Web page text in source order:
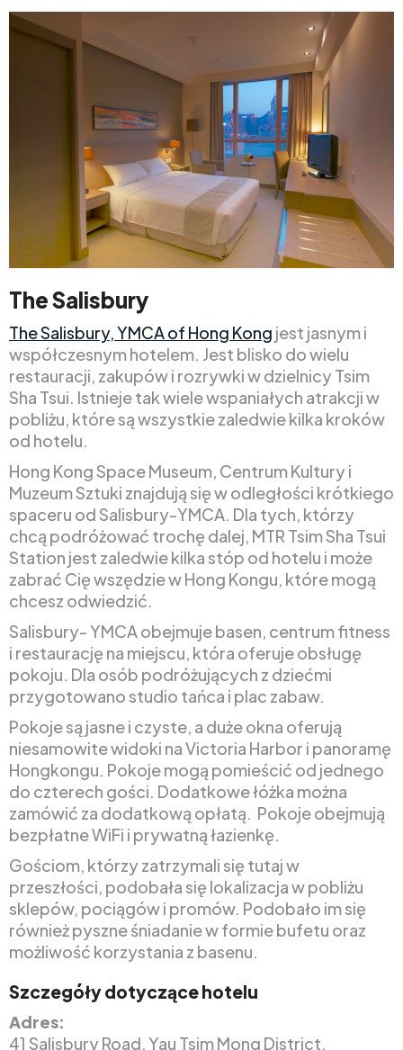
The Salisbury
The Salisbury, YMCA of Hong Kong jest jasnym i
współczesnym hotelem. Jest blisko do wielu
restauracji, zakupów i rozrywki w dzielnicy Tsim
Sha Tsui. Istnieje tak wiele wspaniałych atrakcji w
pobliżu, które są wszystkie zaledwie kilka kroków
od hotelu.
Hong Kong Space Museum, Centrum Kultury i
Muzeum Sztuki znajdują się w odległości krótkiego
spaceru od Salisbury-YMCA. Dla tych, którzy
chcą podróżować trochę dalej, MTR Tsim Sha Tsui
Station jest zaledwie kilka stóp od hotelu i może
zabrać Cię wszędzie w Hong Kongu, które mogą
chcesz odwiedzić.
Salisbury- YMCA obejmuje basen, centrum fitness
i restaurację na miejscu, która oferuje obsługę
pokoju. Dla osób podróżujących z dziećmi
przygotowano studio tańca i plac zabaw.
Pokoje są jasne i czyste, a duże okna oferują
niesamowite widoki na Victoria Harbor i panoramę
Hongkongu. Pokoje mogą pomieścić od jednego
do czterech gości. Dodatkowe łóżka można
zamówić za dodatkową opłatą. Pokoje obejmują
bezpłatne WiFi i prywatną łazienkę.
Gościom, którzy zatrzymali się tutaj w
przeszłości, podobała się lokalizacja w pobliżu
sklepów, pociągów i promów. Podobało im się
również pyszne śniadanie w formie bufetu oraz
możliwość korzystania z basenu.
Szczegóły dotyczące hotelu
Adres:
41 Salisbury Road, Yau Tsim Mong District,